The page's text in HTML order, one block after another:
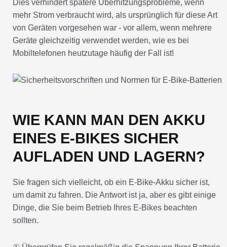
mehr Strom verbraucht wird, als ursprünglich für diese Art
von Geräten vorgesehen war - vor allem, wenn mehrere
Geräte gleichzeitig verwendet werden, wie es bei
Mobiltelefonen heutzutage häufig der Fall ist!
EINES E-BIKES SICHER
AUFLADEN UND LAGERN?
um damit zu fahren. Die Antwort ist ja, aber es gibt einige
Dinge, die Sie beim Betrieb Ihres E-Bikes beachten
sollten.